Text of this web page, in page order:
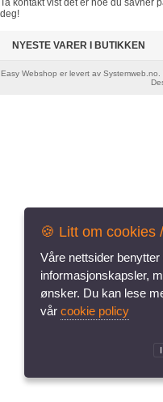
deg!
NYESTE VARER I BUTIKKEN
Easy Webshop er levert av Systemweb.no
🍪 Litt om cookies
vår cookie policy